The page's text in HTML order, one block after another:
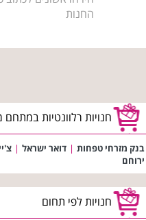
החנות
חנויות רלוונטיות במתחם
בנק מזרחי טפחות | דואר ישראל |
ירוחם
חנויות לפי תחום